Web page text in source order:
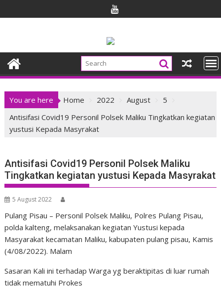
to
You are here Home 2022 August
5
Antisifasi Covid19 Personil Polsek Maliku Tingkatkan kegiatan
yustusi Kepada Masyrakat
Antisifasi Covid19 Personil Polsek Maliku
Tingkatkan kegiatan yustusi Kepada Masyrakat
5 August 2022
Pulang Pisau – Personil Polsek Maliku, Polres Pulang Pisau,
polda kalteng, melaksanakan kegiatan Yustusi kepada
Masyarakat kecamatan Maliku, kabupaten pulang pisau, Kamis
(4/08/2022). Malam
Sasaran Kali ini terhadap Warga yg beraktipitas di luar rumah
tidak mematuhi Prokes